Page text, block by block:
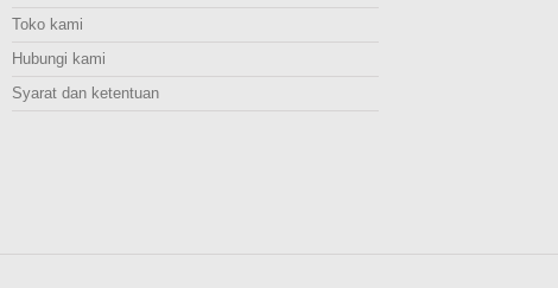
Toko kami
Hubungi kami
Syarat dan ketentuan